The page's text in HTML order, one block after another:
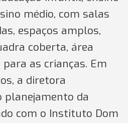
médio, com salas
espaços amplos,
coberta, área
as crianças. Em
a diretora
planejamento da
com o Instituto Dom